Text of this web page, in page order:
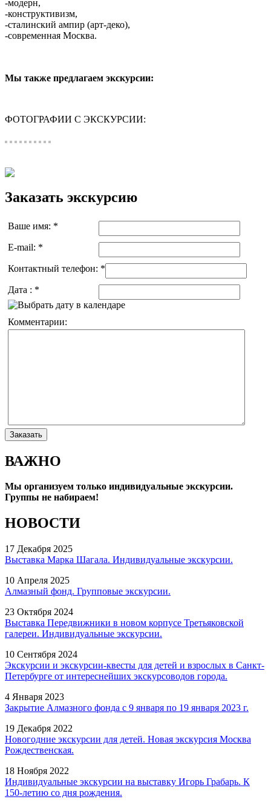
-модерн,
-конструктивизм,
-сталинский ампир (арт-деко),
-современная Москва.
Мы также предлагаем экскурсии:
ФОТОГРАФИИ С ЭКСКУРСИИ:
Заказать экскурсию
Ваше имя: *
E-mail: *
Контактный телефон: *
Дата : *
Комментарии:
ВАЖНО
Мы организуем только индивидуальные экскурсии.
Группы не набираем!
НОВОСТИ
17 Декабря 2025
Выставка Марка Шагала. Индивидуальные экскурсии.
10 Апреля 2025
Алмазный фонд. Групповые экскурсии.
23 Октября 2024
Выставка Передвижники в новом корпусе Третьяковской
галереи. Индивидуальные экскурсии.
10 Сентября 2024
Экскурсии и экскурсии-квесты для детей и взрослых в Санкт-
Петербурге от интереснейших экскурсоводов города.
4 Января 2023
Закрытие Алмазного фонда с 9 января по 19 января 2023 г.
19 Декабря 2022
Новогодние экскурсии для детей. Новая экскурсия Москва
Рождественская.
18 Ноября 2022
Индивидуальные экскурсии на выставку Игорь Грабарь. К
150-летию со дня рождения.